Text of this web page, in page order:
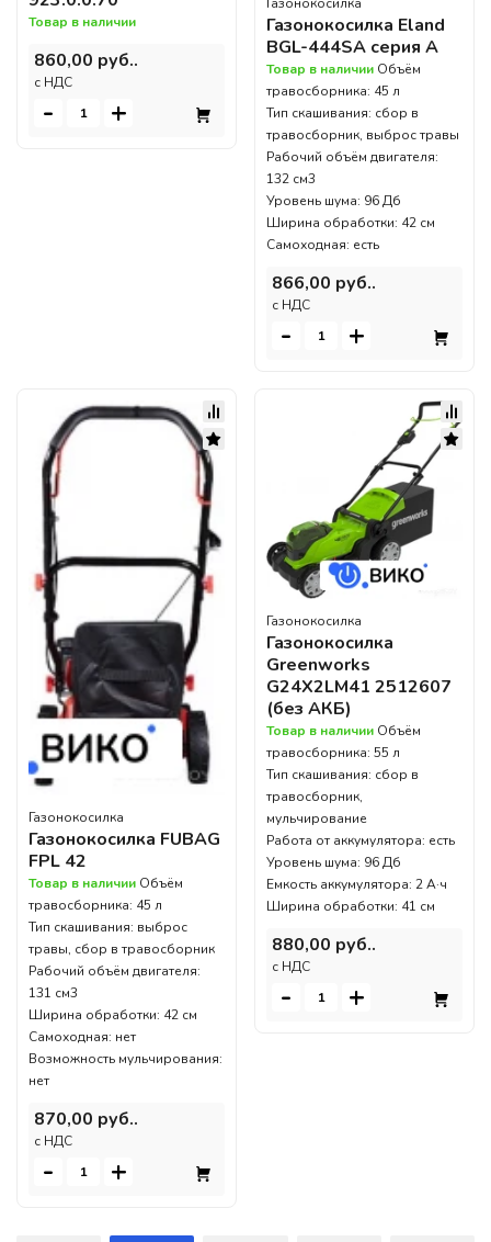
Товар в наличии
860,00 руб..
c НДС
- +
Газонокосилка Eland
BGL-444SA серия А
Товар в наличии Объём
травосборника: 45 л
Тип скашивания: сбор в
травосборник, выброс травы
Рабочий объём двигателя:
132 см3
Уровень шума: 96 Дб
Ширина обработки: 42 см
Самоходная: есть
866,00 руб..
c НДС
- +
Газонокосилка
Газонокосилка FUBAG
FPL 42
Товар в наличии Объём
травосборника: 45 л
Тип скашивания: выброс
травы, сбор в травосборник
Рабочий объём двигателя:
131 см3
Ширина обработки: 42 см
Самоходная: нет
Возможность мульчирования:
нет
870,00 руб..
c НДС
- +
Газонокосилка
Газонокосилка
Greenworks
G24X2LM41 2512607
(без АКБ)
Товар в наличии Объём
травосборника: 55 л
Тип скашивания: сбор в
травосборник,
мульчирование
Работа от аккумулятора: есть
Уровень шума: 96 Дб
Емкость аккумулятора: 2 А·ч
Ширина обработки: 41 см
880,00 руб..
c НДС
- +